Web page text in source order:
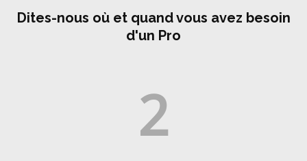
Dites-nous où et quand vous avez besoin
d'un Pro
2